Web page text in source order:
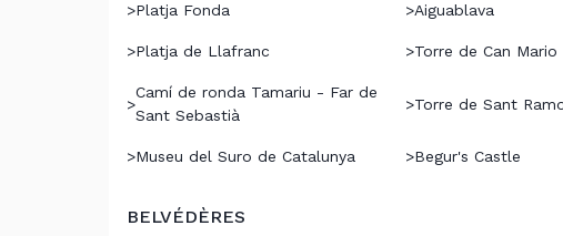
>Platja Fonda >Aiguablava
>Platja de Llafranc >Torre de Can Mario
>
Camí de ronda Tamariu - Far de
Sant Sebastià
>Torre de Sant
>Museu del Suro de Catalunya >Begur's Castle
BELVÉDÈRES